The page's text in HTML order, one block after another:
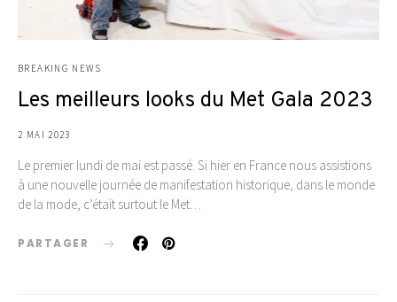
BREAKING NEWS
Les meilleurs looks du Met Gala 2023
2 MAI 2023
Le premier lundi de mai est passé. Si hier en France nous assistions
à une nouvelle journée de manifestation historique, dans le monde
de la mode, c’était surtout le Met…
PARTAGER